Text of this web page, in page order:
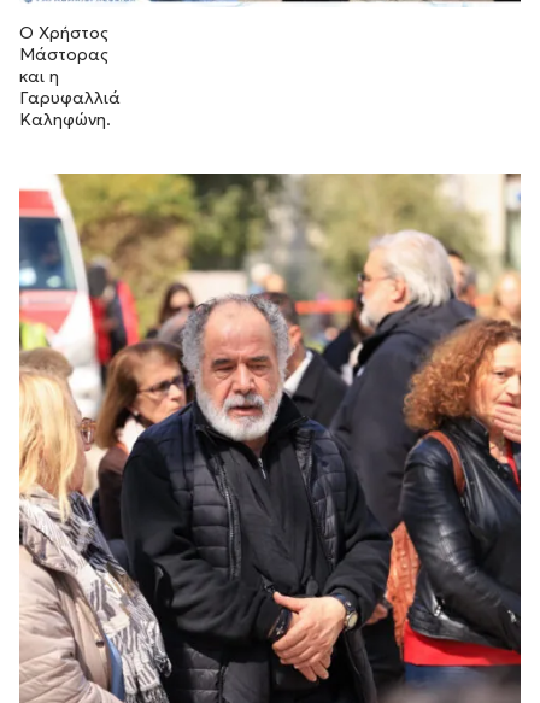
Ο Χρήστος
Μάστορας
και η
Γαρυφαλλιά
Καληφώνη.